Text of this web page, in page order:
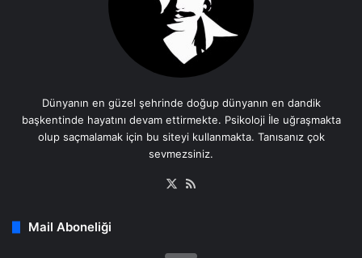
Dünyanın en güzel şehrinde doğup dünyanın en dandik
başkentinde hayatını devam ettirmekte. Psikoloji İle uğraşmakta
olup saçmalamak için bu siteyi kullanmakta. Tanısanız çok
sevmezsiniz.
X
Mail Aboneliği